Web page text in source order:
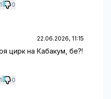
1 0
22.06.2026, 11:15
цирк на Кабакум, бе?!
1 0